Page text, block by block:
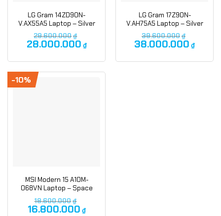
LG Gram 14ZD90N-
V.AX55A5 Laptop – Silver
29.600.000₫
28.000.000 ₫
LG Gram 17Z90N-
V.AH75A5 Laptop – Silver
39.600.000₫
38.000.000 ₫
-10%
MSI Modern 15 A10M-
068VN Laptop – Space
Gray
18.600.000₫
16.800.000 ₫